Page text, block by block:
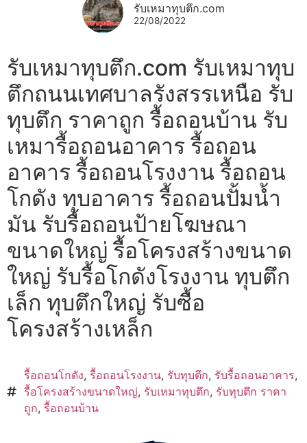
รับเหมาทุบตึก.com
22/08/2022
รับเหมาทุบตึก.com รับเหมาทุบ
ตึกถนนเทศบาลรังสรรเหนือ รับ
ทุบตึก ราคาถูก รื้อถอนบ้าน รับ
เหมารื้อถอนอาคาร รื้อถอน
อาคาร รื้อถอนโรงงาน รื้อถอน
โกดัง ทุบอาคาร รื้อถอนปั้มน้ำ
มัน รับรื้อถอนป้ายโฆษณา
ขนาดใหญ่ รื้อโครงสร้างขนาด
ใหญ่ รับรื้อโกดังโรงงาน ทุบตึก
เล็ก ทุบตึกใหญ่ รับซื้อ
โครงสร้างเหล็ก
รื้อถอนโกดัง, รื้อถอนโรงงาน, รับทุบตึก, รับรื้อถอนอาคาร,
รื้อโครงสร้างขนาดใหญ่, รับเหมาทุบตึก, รับทุบตึก ราคา
ถูก, รื้อถอนบ้าน